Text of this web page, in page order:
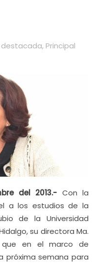
destacada, Principal
del 2013.- Con la
a los estudios de la
de la Universidad
su directora Ma.
que en el marco de
próxima semana para